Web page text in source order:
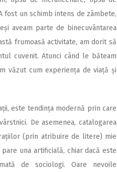
un schimb intens de zâmbete,
aveam parte de binecuvântarea
frumoasă activitate, am dorit să
cuvenit. Atunci când le băteam
văzut cum experiența de viață și
este tendința modernă prin care
De asemenea, catalogarea
(prin atribuire de litere) mie
pare una artificială, chiar dacă este
de sociologi. Oare nevoile